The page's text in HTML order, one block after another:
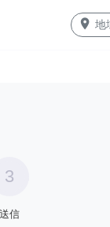
place 地
3
送信